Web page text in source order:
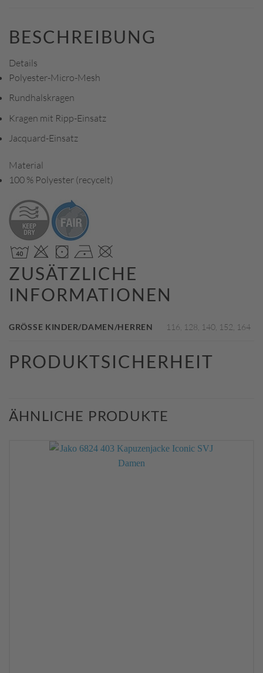
BESCHREIBUNG
Details
Polyester-Micro-Mesh
Rundhalskragen
Kragen mit Ripp-Einsatz
Jacquard-Einsatz
Material
100 % Polyester (recycelt)
ZUSÄTZLICHE
INFORMATIONEN
GRÖSSE KINDER/DAMEN/HERREN 116, 128, 140, 152, 164
PRODUKTSICHERHEIT
ÄHNLICHE PRODUKTE